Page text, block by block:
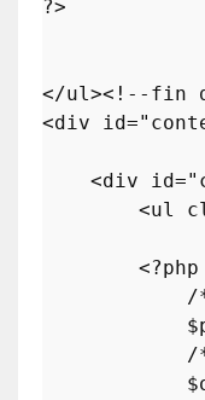
?>
</ul><!--fin
<div id=
    <div id=
        <ul
        <?
php
/
            $
/
            $